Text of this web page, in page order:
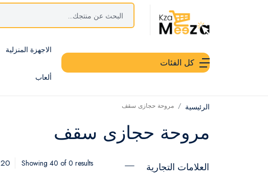
كل الفئات
الاجهزة المنزلية
ألعاب
الرئيسية مروحة حجازى سقف
مروحة حجازى سقف
العلامات التجارية Showing 40 of 0 results
20